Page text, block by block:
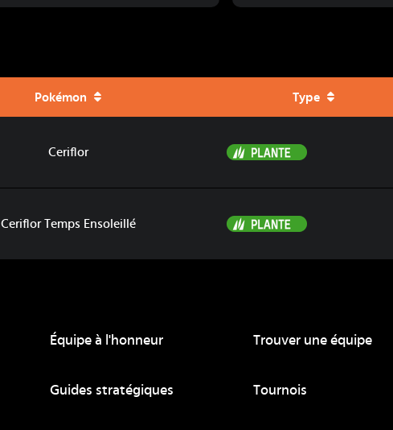
Pokémon Type
Ceriflor
Plante
Ceriflor Temps Ensoleillé
Plante
Équipe à l'honneur Trouver une équipe
Guides stratégiques Tournois